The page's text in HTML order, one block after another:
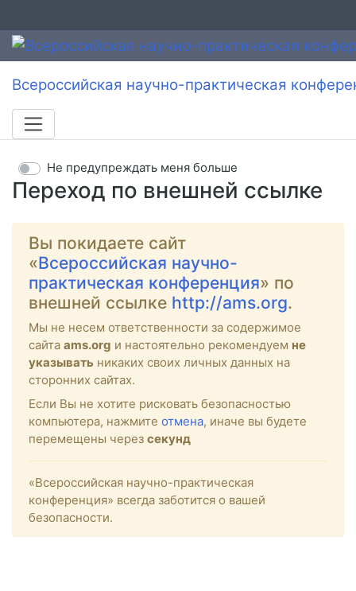
Всероссийская научно-практическая
Переход по внешней ссылке
Не предупреждать меня больше
Вы покидаете сайт
«Всероссийская научно-
практическая конференция» по
внешней ссылке http://ams.org.
Мы не несем ответственности за содержимое
сайта ams.org и настоятельно рекомендуем не
указывать никаких своих личных данных на
сторонних сайтах.
Если Вы не хотите рисковать безопасностью
компьютера, нажмите отмена, иначе вы будете
перемещены через секунд
«Всероссийская научно-практическая
конференция» всегда заботится о вашей
безопасности.